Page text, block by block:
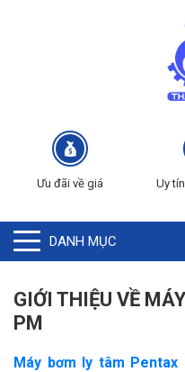
Ưu đãi về giá Uy
DANH MỤC
GIỚI THIỆU VỀ
PM
Máy bơm ly tâm Pentax